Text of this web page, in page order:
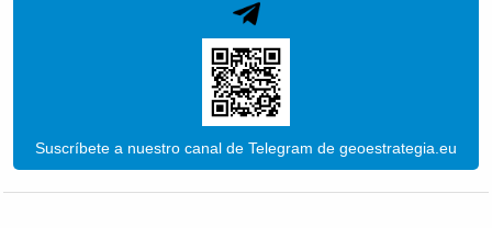
Suscríbete a nuestro canal de Telegram de geoestrategia.eu